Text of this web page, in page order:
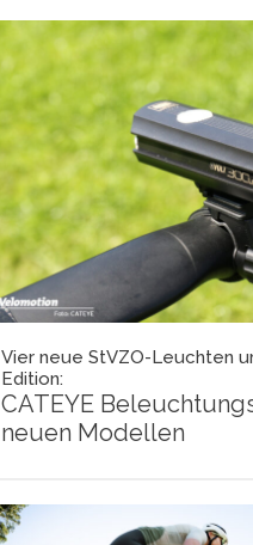
Vier neue StVZO-Leuchten
Edition:
CATEYE
neuen Modellen